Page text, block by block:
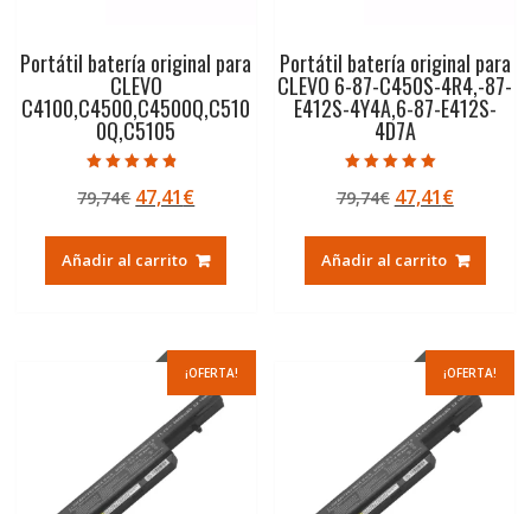
Portátil batería original para
CLEVO
C4100,C4500,C4500Q,C510
0Q,C5105
4.50
de 5
79,74€ El
original
era:
47,41€El
actual
es:
Añadir al carrito
Portátil batería original para
CLEVO 6-87-C450S-4R4,-87-
E412S-4Y4A,6-87-E412S-
4D7A
5.00
de 5
79,74€ El
original
era:
47,41€El
actual
es:
Añadir al carrito
¡OFERTA! ¡OFERTA!